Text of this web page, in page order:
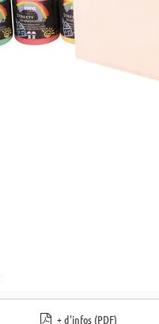
+ d'infos (PDF)